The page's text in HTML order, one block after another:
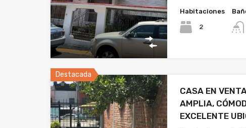
Habitaciones
2
Destacada
CASA EN
AMPLIA,
EXCELENTE